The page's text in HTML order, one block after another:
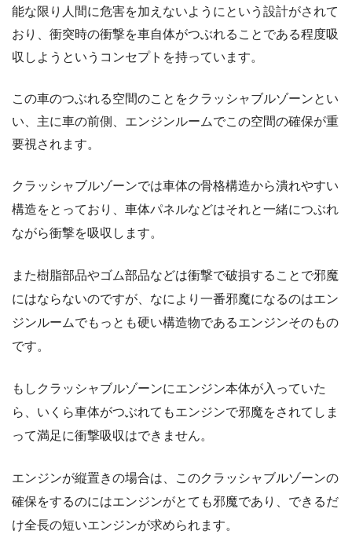
能な限り人間に危害を加えないようにという設計がされて
おり、衝突時の衝撃を車自体がつぶれることである程度吸
収しようというコンセプトを持っています。
この車のつぶれる空間のことをクラッシャブルゾーンとい
い、主に車の前側、エンジンルームでこの空間の確保が重
要視されます。
クラッシャブルゾーンでは車体の骨格構造から潰れやすい
構造をとっており、車体パネルなどはそれと一緒につぶれ
ながら衝撃を吸収します。
また樹脂部品やゴム部品などは衝撃で破損することで邪魔
にはならないのですが、なにより一番邪魔になるのはエン
ジンルームでもっとも硬い構造物であるエンジンそのもの
です。
もしクラッシャブルゾーンにエンジン本体が入っていた
ら、いくら車体がつぶれてもエンジンで邪魔をされてしま
って満足に衝撃吸収はできません。
エンジンが縦置きの場合は、このクラッシャブルゾーンの
確保をするのにはエンジンがとても邪魔であり、できるだ
け全長の短いエンジンが求められます。